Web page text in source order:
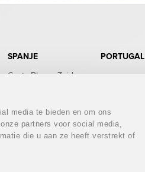
media te bieden en om ons
partners voor social media,
die u aan ze heeft verstrekt of
SPANJE
Costa Blanca Zuid
Costa del Sol
Costa Almeria
Costa Tropical
Costa Brava
PORTUGAL